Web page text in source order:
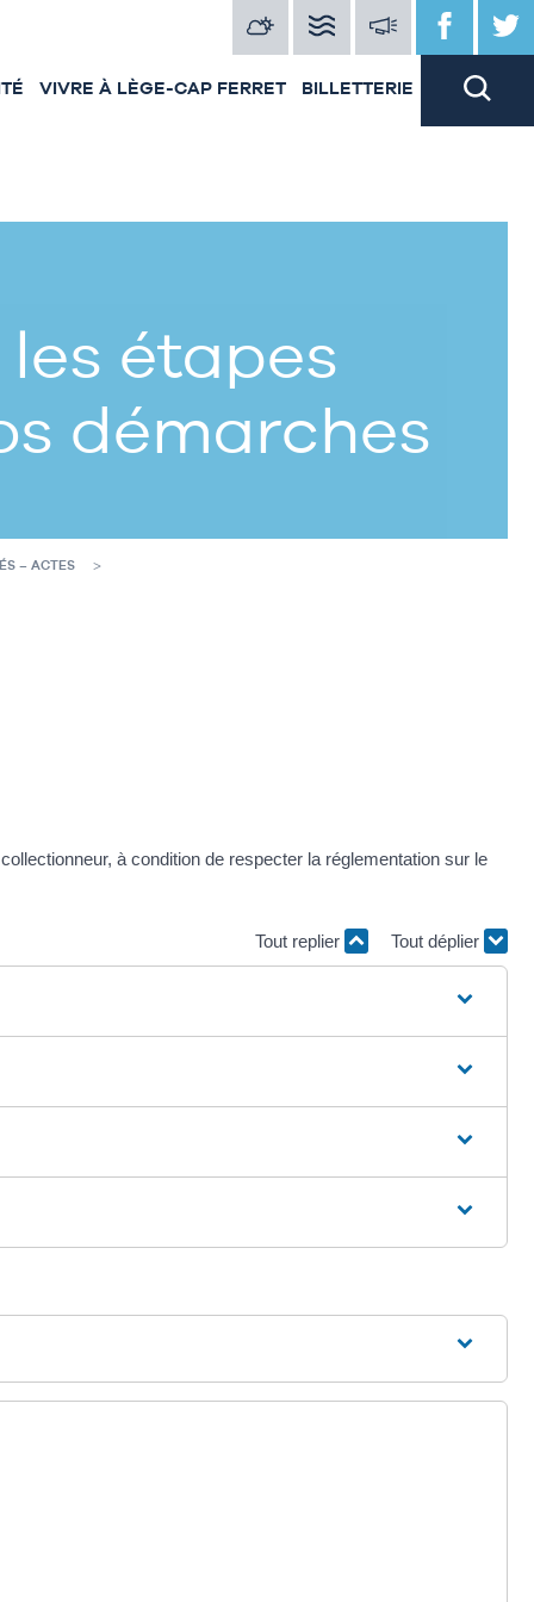
VIVRE À LÈGE-CAP FERRET BILLETTERIE
étapes
démarches
– ACTES
à condition de respecter la réglementation sur le
Tout replier Tout déplier